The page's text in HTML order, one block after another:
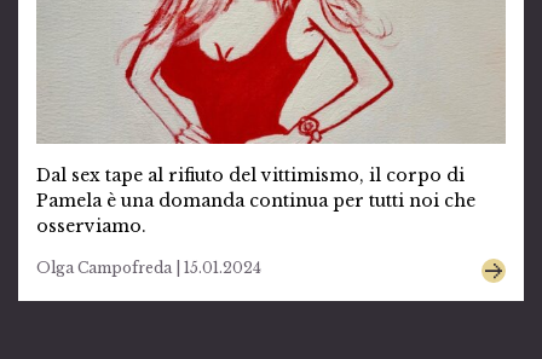
Dal sex tape al rifiuto del vittimismo, il corpo di
Pamela è una domanda continua per tutti noi che
osserviamo.
Olga Campofreda | 15.01.2024